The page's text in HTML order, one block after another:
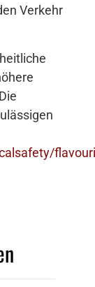
Verkehr